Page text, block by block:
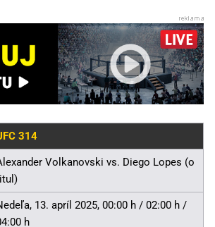
314
Volkanovski vs. Diego Lopes (o
13. apríl 2025, 00:00 h / 02:00 h /
h